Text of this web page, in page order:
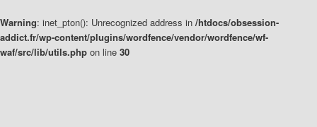
Warning: inet_pton(): Unrecognized address in /htdocs/obsession-
addict.fr/wp-content/plugins/wordfence/vendor/wordfence/wf-
waf/src/lib/utils.php on line 30